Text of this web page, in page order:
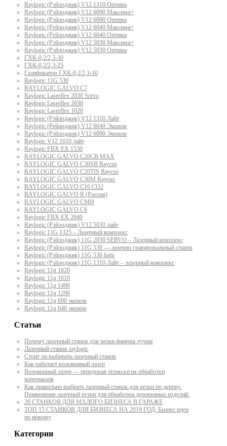
Raylogic (Рэйлоджик) V12 1310 Оптима
Raylogic (Рэйлоджик) V12 6090 Максима+
Raylogic (Рэйлоджик) V12 6090 Оптима
Raylogic (Рейлоджик) V12 6040 Максима+
Raylogic (Рейлоджик) V12 6040 Оптима
Raylogic (Рэйлоджик) V12 5030 Максима+
Raylogic (Рэйлоджик) V12 5030 Оптима
ГХК-0,2/2,3-30
ГХК-0,2/2,3-25
Газификатор ГХК-0,2/2,3-10
Raylogic 11G 530
RAYLOGIC GALVO С7
Raylogic Laserflex 2030 Servo
Raylogic Laserflex 2030
Raylogic Laserflex 1620
Raylogic (Рэйлоджик) V12 1310 Лайт
Raylogic (Рейлоджик) V12 6040 Эконом
Raylogic (Рэйлоджик) V12 6090 Эконом
Raylogic V12 1610 лайт
Raylogic FBX EX 1530
RAYLOGIC GALVO С20CB MAX
RAYLOGIC GALVO С30SB Raycus
RAYLOGIC GALVO C20TIS Raycus
RAYLOGIC GALVO С30M Raycus
RAYLOGIC GALVO С16 CO2
RAYLOGIC GALVO R (Россия)
RAYLOGIC GALVO CMH
RAYLOGIC GALVO С6
Raylogic FBX EX 2040
Raylogic (Рэйлоджик) V12 5030 лайт
Raylogic 11G 1325 – Лазерный комплекс
Raylogic (Рэйлоджик) 11G 2030 SERVO – Лазерный комплекс
Raylogic (Рэйлоджик) 11G 530 — лазерно гравировальный станок
Raylogic (Рэйлоджик) 11G 530 light
Raylogic (Рэйлоджик) 11G 1310 Лайт – лазерный комплекс
Raylogic 11g 1620
Raylogic 11g 1610
Raylogic 11g 1490
Raylogic 11g 1290
Raylogic 11g 690 эконом
Raylogic 11g 640 эконом
Статьи
Почему лазерный станок для резки фанеры лучше
Лазерный станок raylogic
Стоит ли выбирать лазерный станок
Как работает волоконный лазер
Волоконный лазер — передовая технология обработки
материалов
Как правильно выбрать лазерный станок для резки по дереву.
Применение лазерной резки для обработки деревянных изделий.
20 СТАНКОВ ДЛЯ МАЛОГО БИЗНЕСА В ГАРАЖЕ
ТОП 15 СТАНКОВ ДЛЯ БИЗНЕСА НА 2019 ГОД. Бизнес идеи
по новому
Категории